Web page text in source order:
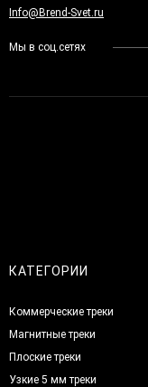
Info@Brend-Svet.ru
Мы в соц.сетях
КАТЕГОРИИ
Коммерческие треки
Магнитные треки
Плоские треки
Узкие 5 мм треки